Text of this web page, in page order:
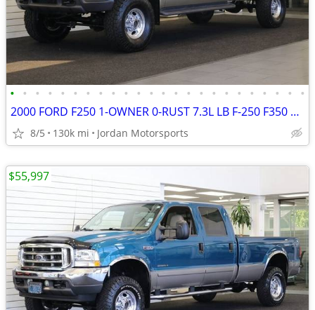
• • • • • • • • • • • • • • • • • • • • • • • •
2000 FORD F250 1-OWNER 0-RUST 7.3L LB F-250 F350 1999 2001 2002 2003
8/5 130k mi Jordan Motorsports
$55,997